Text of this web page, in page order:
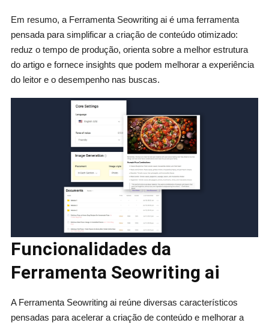
Em resumo, a Ferramenta Seowriting ai é uma ferramenta
pensada para simplificar a criação de conteúdo otimizado:
reduz o tempo de produção, orienta sobre a melhor estrutura
do artigo e fornece insights que podem melhorar a experiência
do leitor e o desempenho nas buscas.
Funcionalidades da
Ferramenta Seowriting ai
A Ferramenta Seowriting ai reúne diversas característicos
pensadas para acelerar a criação de conteúdo e melhorar a